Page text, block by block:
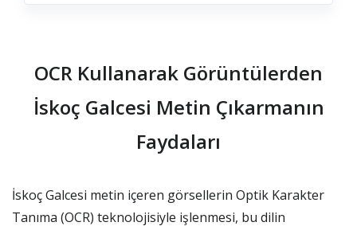
OCR Kullanarak Görüntülerden
İskoç Galcesi Metin Çıkarmanın
Faydaları
İskoç Galcesi metin içeren görsellerin Optik Karakter
Tanıma (OCR) teknolojisiyle işlenmesi, bu dilin